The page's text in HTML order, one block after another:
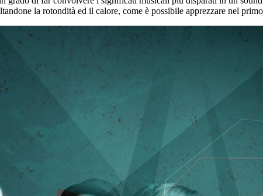
la rotondità ed il calore, come è possibile apprezzare nel